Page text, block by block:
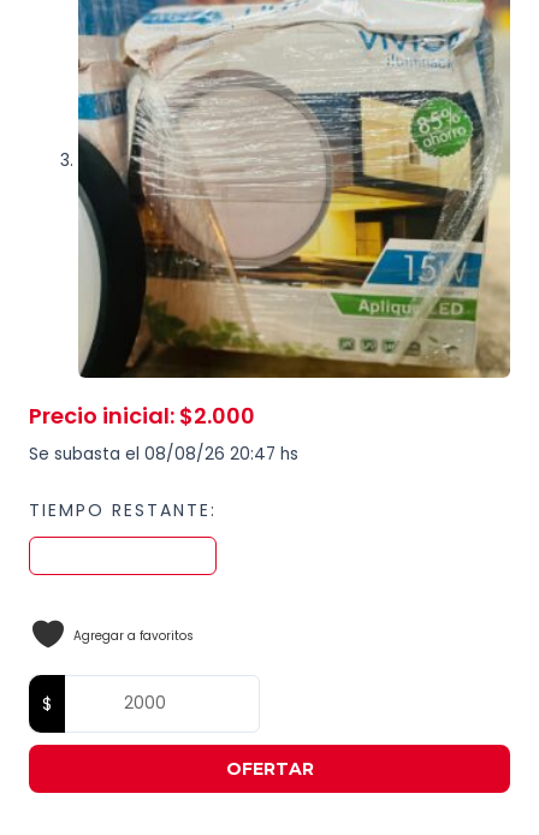
Precio inicial: $2.000
Se subasta el 08/08/26 20:47 hs
TIEMPO RESTANTE:
Agregar a favoritos
OFERTAR